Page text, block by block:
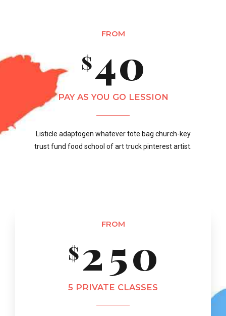
FROM
$
3
4
5
6
8
9
9
0
PAY AS YOU GO LESSION
Listicle adaptogen whatever tote bag church-key
trust fund food school of art truck pinterest artist.
FROM
$
0
2
3
0
1
2
3
4
5
6
6
7
8
0
5 PRIVATE CLASSES
0
0
1
3
4
2
3
6